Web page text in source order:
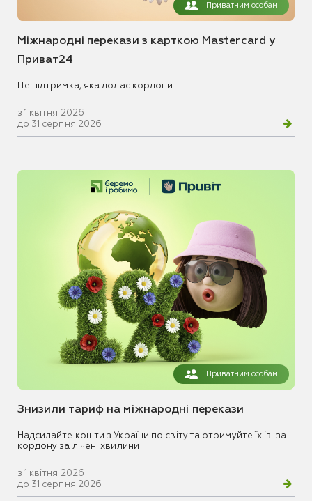
Приватним особам
Міжнародні перекази з карткою Mastercard у
Приват24
Це підтримка, яка долає кордони
з 1 квітня 2026
до 31 серпня 2026
Приватним особам
Знизили тариф на міжнародні перекази
Надсилайте кошти з України по світу та отримуйте їх із-за
кордону за лічені хвилини
з 1 квітня 2026
до 31 серпня 2026